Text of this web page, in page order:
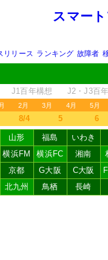
スマー
リリース ランキング 故障者
J1百年構想 J2・J3百
2月 3月 4月 5月
8/4 5 6
山形 福島
いわき
横浜FM 横浜FC 湘南
京都 G大阪 C大阪
北九州 鳥栖 長崎